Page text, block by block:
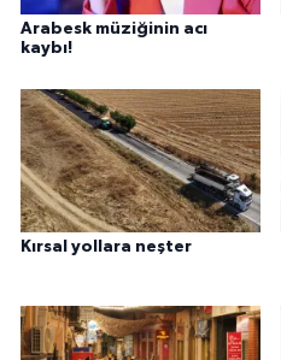
Arabesk müziğinin acı
kaybı!
Kırsal yollara neşter